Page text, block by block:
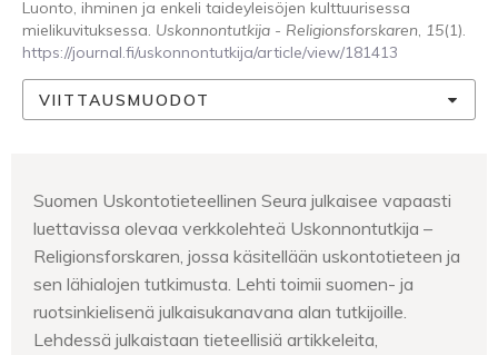
Luonto, ihminen ja enkeli taideyleisöjen kulttuurisessa
mielikuvituksessa. Uskonnontutkija - Religionsforskaren, 15(1).
https://journal.fi/uskonnontutkija/article/view/181413
VIITTAUSMUODOT
Suomen Uskontotieteellinen Seura julkaisee vapaasti
luettavissa olevaa verkkolehteä Uskonnontutkija –
Religionsforskaren, jossa käsitellään uskontotieteen ja
sen lähialojen tutkimusta. Lehti toimii suomen- ja
ruotsinkielisenä julkaisukanavana alan tutkijoille.
Lehdessä julkaistaan tieteellisiä artikkeleita,